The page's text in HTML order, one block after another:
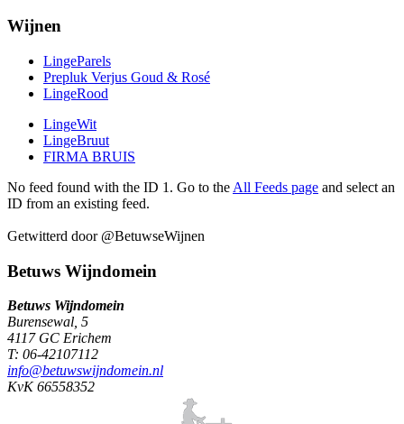
Wijnen
LingeParels
Prepluk Verjus Goud & Rosé
LingeRood
LingeWit
LingeBruut
FIRMA BRUIS
No feed found with the ID 1. Go to the All Feeds page and select an
ID from an existing feed.
Getwitterd door @BetuwseWijnen
Betuws Wijndomein
Betuws Wijndomein
Burensewal, 5
4117 GC Erichem
T: 06-42107112
info@betuwswijndomein.nl
KvK 66558352